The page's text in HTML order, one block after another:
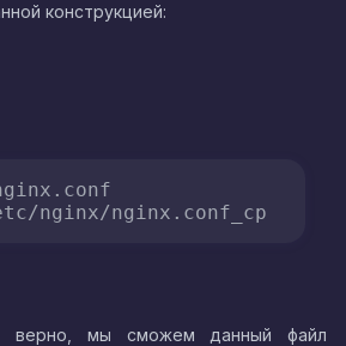
конструкцией:
верно, мы сможем данный файл